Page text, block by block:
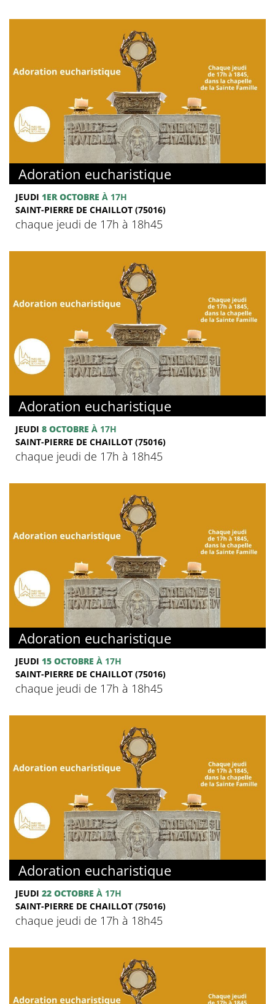
Adoration eucharistique
JEUDI 1ER OCTOBRE À 17H
SAINT-PIERRE DE CHAILLOT (75016)
chaque jeudi de 17h à 18h45
Adoration eucharistique
JEUDI 8 OCTOBRE À 17H
SAINT-PIERRE DE CHAILLOT (75016)
chaque jeudi de 17h à 18h45
Adoration eucharistique
JEUDI 15 OCTOBRE À 17H
SAINT-PIERRE DE CHAILLOT (75016)
chaque jeudi de 17h à 18h45
Adoration eucharistique
JEUDI 22 OCTOBRE À 17H
SAINT-PIERRE DE CHAILLOT (75016)
chaque jeudi de 17h à 18h45